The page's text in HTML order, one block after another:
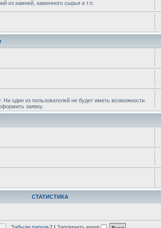
из камней, каменного сырья и т.п.
один из пользователей не будет иметь возможности
заявку.
СТАТИСТИКА